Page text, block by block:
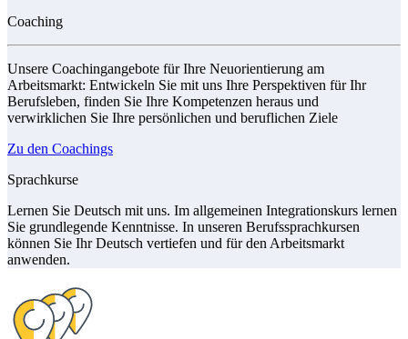
Coaching
Unsere Coachingangebote für Ihre Neuorientierung am
Arbeitsmarkt: Entwickeln Sie mit uns Ihre Perspektiven für Ihr
Berufsleben, finden Sie Ihre Kompetenzen heraus und
verwirklichen Sie Ihre persönlichen und beruflichen Ziele
Zu den Coachings
Sprachkurse
Lernen Sie Deutsch mit uns. Im allgemeinen Integrationskurs lernen
Sie grundlegende Kenntnisse. In unseren Berufssprachkursen
können Sie Ihr Deutsch vertiefen und für den Arbeitsmarkt
anwenden.